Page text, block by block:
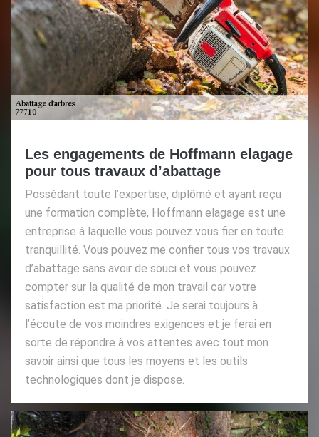
Les engagements de Hoffmann elagage
pour tous travaux d’abattage
Possédant toute l’expertise, diplômé et ayant reçu
une formation complète, Hoffmann elagage est une
entreprise à laquelle vous pouvez vous fier en toute
tranquillité. Vous pouvez me confier tous vos travaux
d’abattage sans avoir de souci et vous pouvez
compter sur la qualité de mon travail car votre
satisfaction est ma priorité. Je serai toujours à
l’écoute de vos moindres exigences et je ferai en
sorte de répondre à vos attentes avec tout mon
savoir ainsi que tous les moyens et les outils
technologiques dont je dispose.